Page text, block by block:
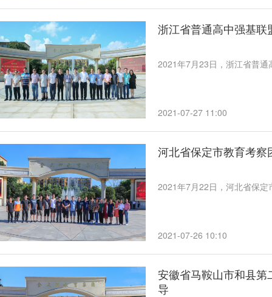
浙江省普通高中强基
2021年7月23日，浙江省普
2021-07-27 11:00
河北省保定市教育考
2021年7月22日，河北省保
2021-07-26 10:10
安徽省马鞍山市和县
导